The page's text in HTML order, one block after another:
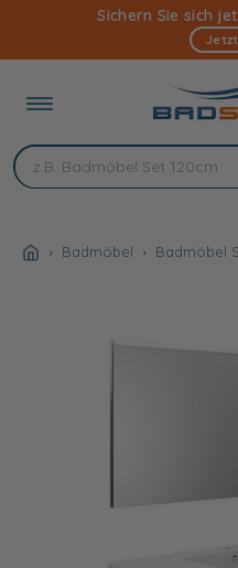
Inhalt
Sichern Sie sich
Badmöbel Badmöbel